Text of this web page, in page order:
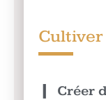
Cultiver
Créer